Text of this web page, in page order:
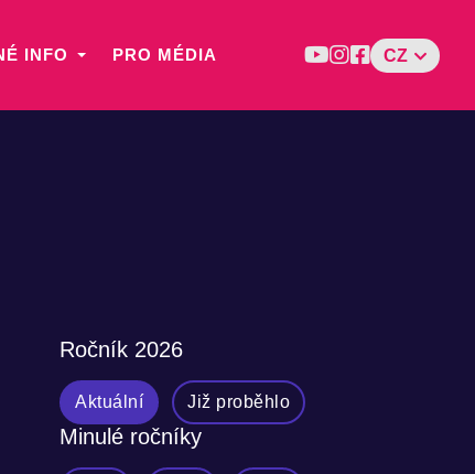
INFO PRO MÉDIA CZ
Ročník 2026
Aktuální Již proběhlo
Minulé ročníky